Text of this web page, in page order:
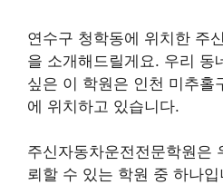
연수구 청학동에 위치한 주
을 소개해드릴게요. 우리 동
싶은 이 학원은 인천 미추
에 위치하고 있습니다.
주신자동차운전전문학원은
뢰할 수 있는 학원 중 하나